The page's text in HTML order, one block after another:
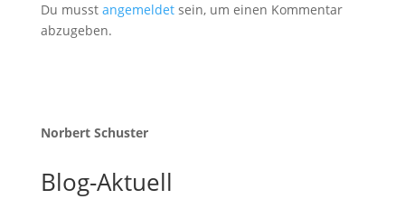
Du musst angemeldetsein, um einen Kommentar
abzugeben.
Norbert Schuster
Blog-Aktuell